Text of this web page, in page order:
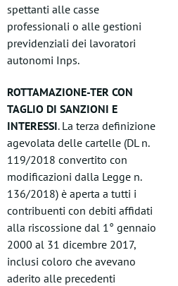
spettanti alle casse
professionali o alle gestioni
previdenziali dei lavoratori
autonomi Inps.
ROTTAMAZIONE-TER CON
TAGLIO DI SANZIONI E
INTERESSI. La terza definizione
agevolata delle cartelle (DL n.
119/2018 convertito con
modificazioni dalla Legge n.
136/2018) è aperta a tutti i
contribuenti con debiti affidati
alla riscossione dal 1° gennaio
2000 al 31 dicembre 2017,
inclusi coloro che avevano
aderito alle precedenti